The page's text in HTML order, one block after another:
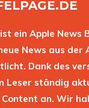
ein Apple News
News aus der
Dank des
Leser ständig
an. Wir